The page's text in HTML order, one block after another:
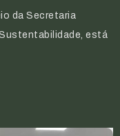
da Secretaria
está